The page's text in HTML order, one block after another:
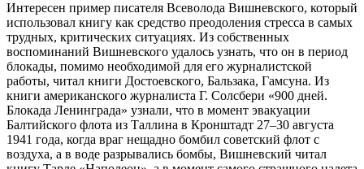
Интересен пример писателя Всеволода Вишневского, который
использовал книгу как средство преодоления стресса в самых
трудных, критических ситуациях. Из собственных
воспоминаний Вишневского удалось узнать, что он в период
блокады, помимо необходимой для его журналистской
работы, читал книги Достоевского, Бальзака, Гамсуна. Из
книги американского журналиста Г. Солсбери «900 дней.
Блокада Ленинграда» узнали, что в момент эвакуации
Балтийского флота из Таллина в Кронштадт 27–30 августа
1941 года, когда враг нещадно бомбил советский флот с
воздуха, а в воде разрывались бомбы, Вишневский читал